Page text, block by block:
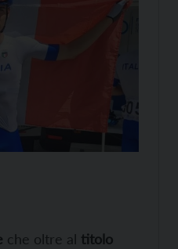
che oltre al titolo